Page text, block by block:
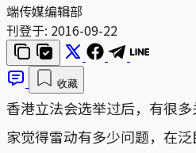
端传媒编辑部
刊登于: 2016-09-22
收藏
香港立法会选举过后，有很
家觉得雷动有多少问题，在